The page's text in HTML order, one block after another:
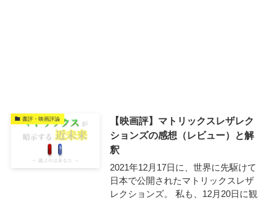
書評・映画評論
【映画評】マトリックスレザレク
ションズの感想（レビュー）と解
釈
2021年12月17日に、世界に先駆けて
日本で公開されたマトリックスレザ
レクションズ。 私も、12月20日に観